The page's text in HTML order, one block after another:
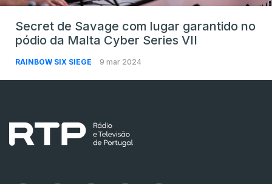
Secret de Savage com lugar garantido no
pódio da Malta Cyber Series VII
RAINBOW SIX SIEGE 9 mar 2024